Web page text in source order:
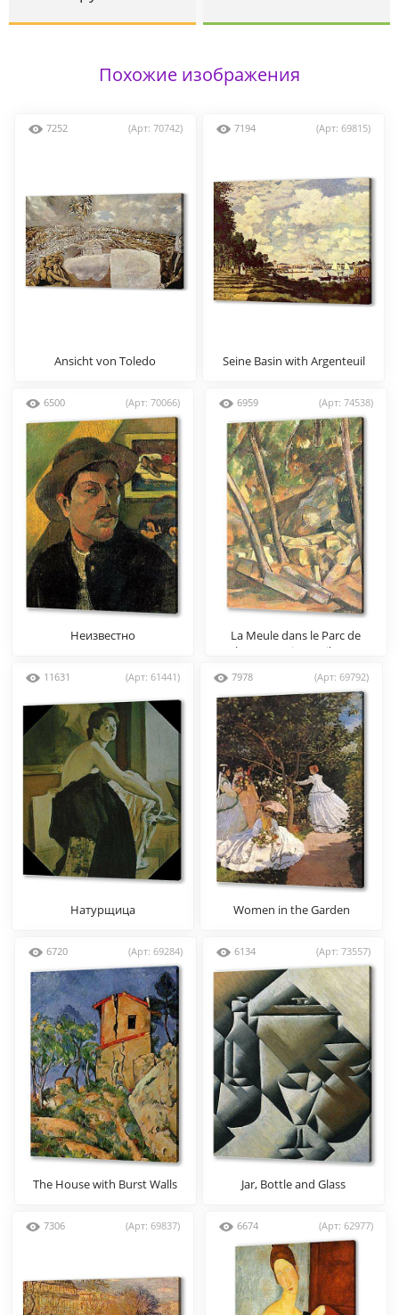
Похожие изображения
7252 (Арт: 70742)
Ansicht von Toledo
7194 (Арт: 69815)
Seine Basin with Argenteuil
6500 (Арт: 70066)
Неизвестно
6959 (Арт: 74538)
La Meule dans le Parc de
Chateau Noir Detail (vers)
11631 (Арт: 61441)
Натурщица
7978 (Арт: 69792)
Women in the Garden
6720 (Арт: 69284)
The House with Burst Walls
6134 (Арт: 73557)
Jar, Bottle and Glass
7306 (Арт: 69837) 6674 (Арт: 62977)